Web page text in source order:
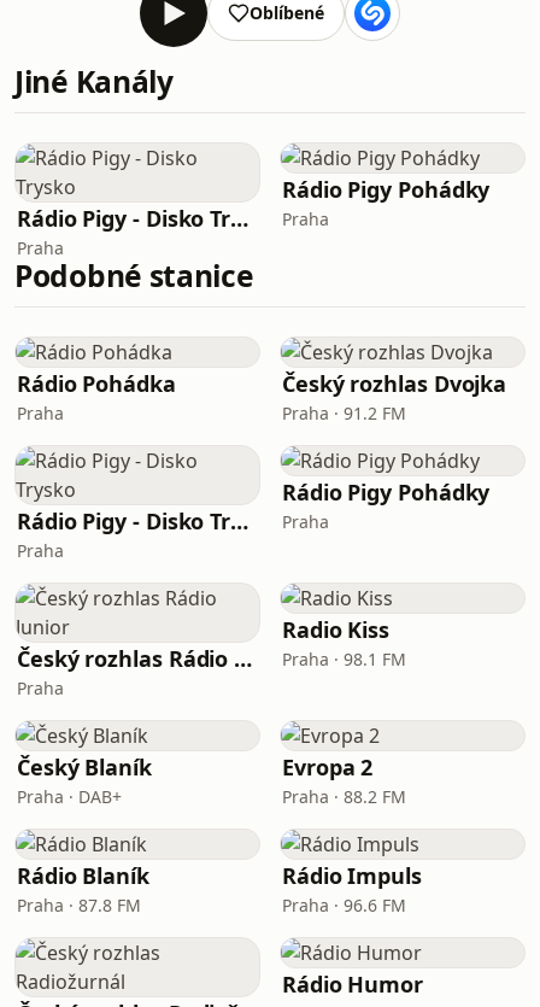
Oblíbené
Jiné Kanály
Rádio Pigy - Disko Trysko
Praha
Rádio Pigy Pohádky
Praha
Podobné stanice
Rádio Pohádka
Praha
Český rozhlas Dvojka
Praha · 91.2 FM
Rádio Pigy - Disko Trysko
Praha
Rádio Pigy Pohádky
Praha
Český rozhlas Rádio Junior
Praha
Radio Kiss
Praha · 98.1 FM
Český Blaník
Praha · DAB+
Evropa 2
Praha · 88.2 FM
Rádio Blaník
Praha · 87.8 FM
Rádio Impuls
Praha · 96.6 FM
Rádio Humor